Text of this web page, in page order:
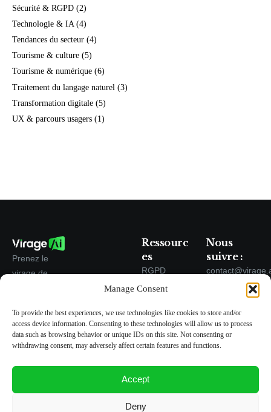
Manage Consent
To provide the best experiences, we use technologies like cookies to store and/or
access device information. Consenting to these technologies will allow us to process
data such as browsing behavior or unique IDs on this site. Not consenting or
withdrawing consent, may adversely affect certain features and functions.
Accept
Deny
Sécurité & RGPD (2)
Technologie & IA (4)
Tendances du secteur (4)
Tourisme & culture (5)
Tourisme & numérique (6)
Traitement du langage naturel (3)
Transformation digitale (5)
UX & parcours usagers (1)
Prenez le
virage de
avec nos
Assistants
Intelligents
Ressourc
es
RGPD
Société
Presse
Nous
suivre :